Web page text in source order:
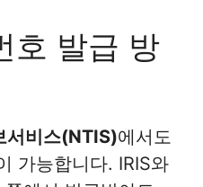
호 발급 방
서비스(NTIS)에서도
가능합니다. IRIS와